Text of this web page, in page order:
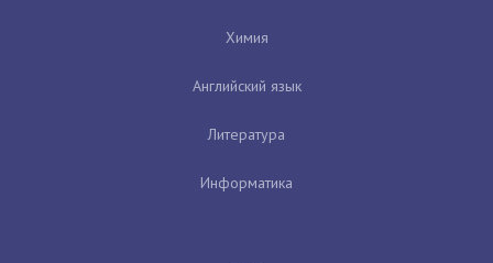
Химия
Английский язык
Литература
Информатика